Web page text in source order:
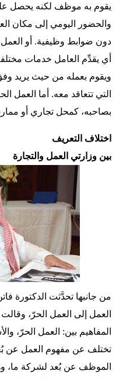
يقوم به موظف لكنه يحصل
والحضور اليومي إلى مكان
دون ضوابط وظيفية. أو
أي يقدِّم العامل خدمات
ويقوم بعمله من حيث يريد
التي تتعاقد معه. أما العمل
بصاحبه، كمحل تجاري أو
اختلاف التعريف
بين وزارتي العمل والتجارة
من جانبها تحدَّثت الدكتورة
العمل إلى العمل الحرّ، وقالت
المفاهيم بين: العمل الحرّ،
تختلف عن مفهوم العمل عن
الموظف عن بُعد لشركة ما،